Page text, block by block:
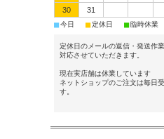
30
31
■今日 ■定休日 ■臨時休業
定休日のメールの返信・発送作
対応させていただきます。
現在実店舗は休業しています
ネットショップのご注文は毎日
す。